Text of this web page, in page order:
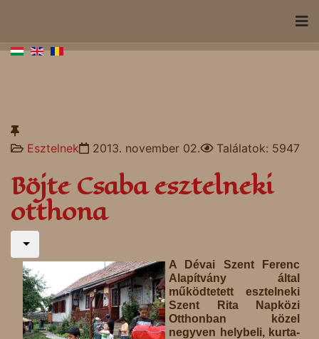
Esztelnek 2013. november 02. Találatok: 5947
Böjte Csaba esztelneki
otthona
A Dévai Szent Ferenc
Alapítvány által
működtetett esztelneki
Szent Rita Napközi
Otthonban közel
negyven helybeli, kurta-